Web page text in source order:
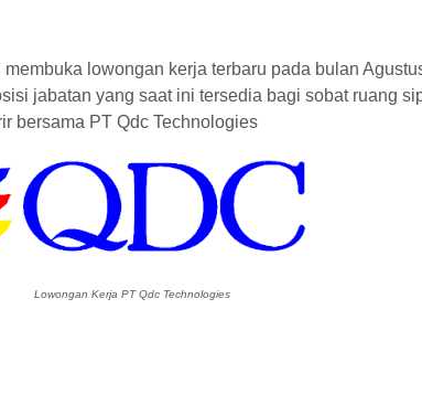
lowongan kerja terbaru pada bulan
jabatan yang saat ini tersedia bagi sobat ruang
bersama PT Qdc Technologies
Lowongan Kerja PT Qdc Technologies